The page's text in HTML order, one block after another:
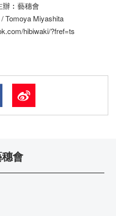
辦︰藝穗會
Tomoya Miyashita
hibiwaki/?fref=ts
會